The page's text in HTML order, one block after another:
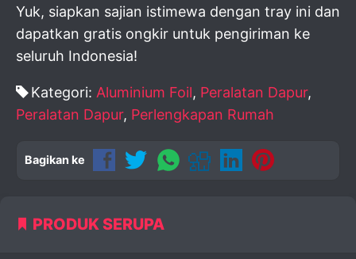
Yuk, siapkan sajian istimewa dengan tray ini dan
dapatkan gratis ongkir untuk pengiriman ke
seluruh Indonesia!
Kategori: Aluminium Foil, Peralatan Dapur,
Peralatan Dapur, Perlengkapan Rumah
Bagikan ke
PRODUK SERUPA